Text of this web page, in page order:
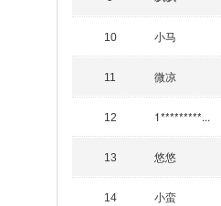
10 小马
11 微凉
12 1*********...
13 悠悠
14 小蛮